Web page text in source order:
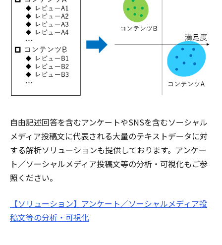
自由記述回答を含むアンケートやSNSを含むソーシャル
メディア投稿文に代表される大量のテキストデータに対
する解析ソリューションも提供しております。アンケー
ト／ソーシャルメディア投稿文等の分析・可視化もご参
照ください。
【ソリューション】アンケート／ソーシャルメディア投
稿文等の分析・可視化